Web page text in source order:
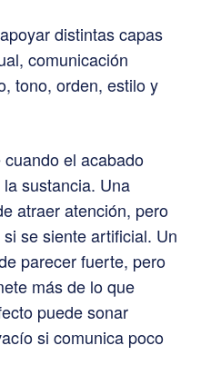
distintas capas
comunicación
tono, orden, estilo y
el acabado
sustancia. Una
atraer atención, pero
se siente artificial. Un
parecer fuerte, pero
más de lo que
puede sonar
si comunica poco